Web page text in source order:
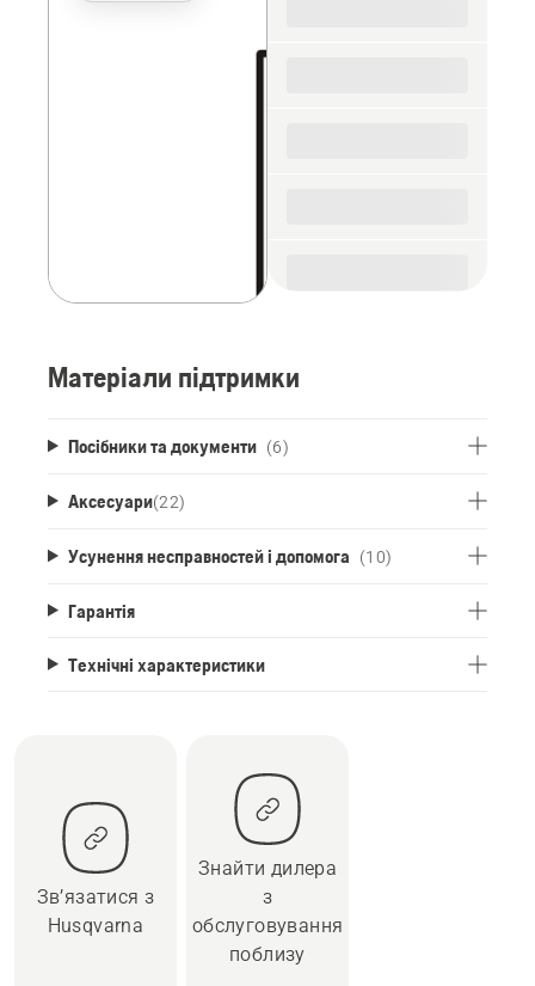
Матеріали підтримки
Посібники та документи (6)
Аксесуари(22)
Усунення несправностей і допомога (10)
Гарантія
Технічні характеристики
Зв’язатися з
Husqvarna
Знайти дилера
з
обслуговування
поблизу